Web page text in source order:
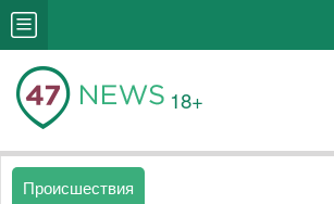
18+
Происшествия